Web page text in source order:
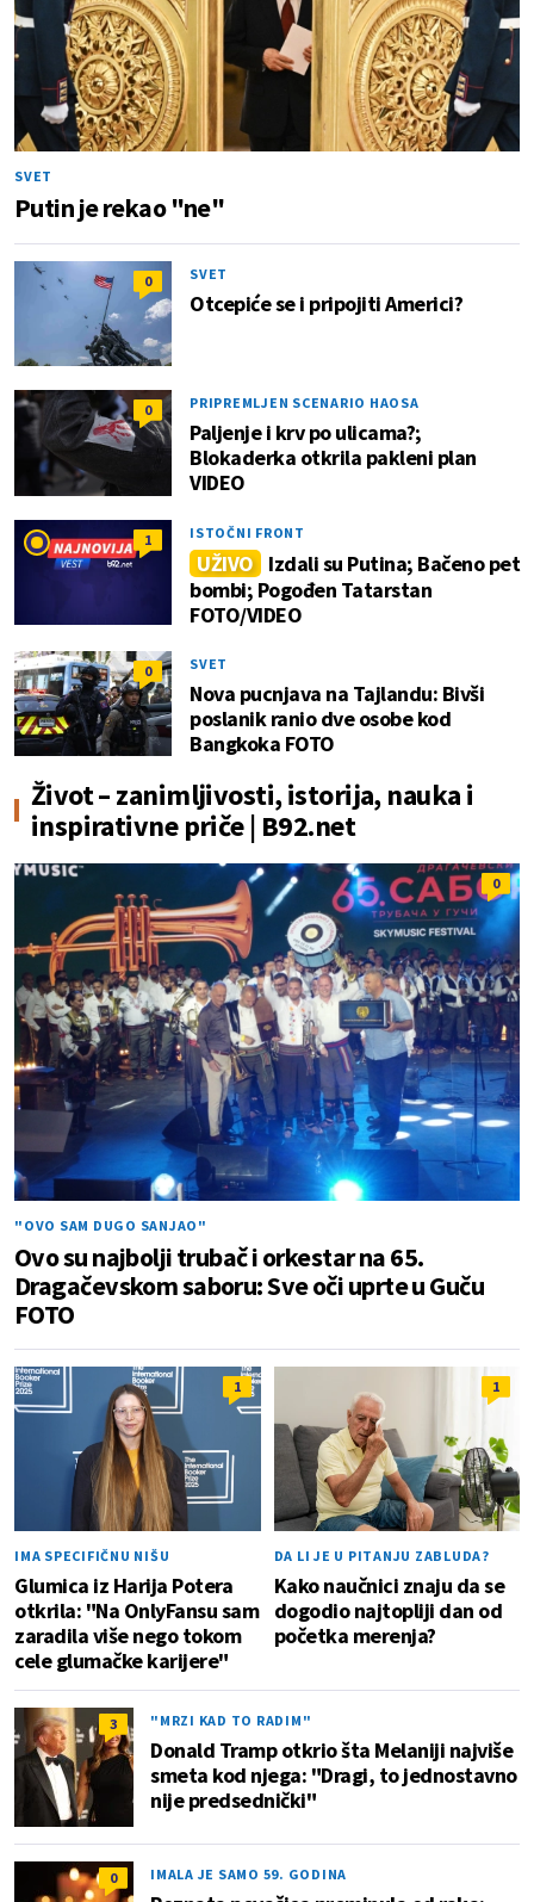
SVET
Putin je rekao "ne"
0 SVET
Otcepiće se i pripojiti Americi?
0 PRIPREMLJEN SCENARIO HAOSA
Paljenje i krv po ulicama?;
Blokaderka otkrila pakleni plan
VIDEO
1 ISTOČNI FRONT
UŽIVO Izdali su Putina; Bačeno pet
bombi; Pogođen Tatarstan
FOTO/VIDEO
0 SVET
Nova pucnjava na Tajlandu: Bivši
poslanik ranio dve osobe kod
Bangkoka FOTO
Život – zanimljivosti, istorija, nauka i
inspirativne priče | B92.net
0
"OVO SAM DUGO SANJAO"
Ovo su najbolji trubač i orkestar na 65.
Dragačevskom saboru: Sve oči uprte u Guču
FOTO
1
IMA SPECIFIČNU NIŠU
Glumica iz Harija Potera
otkrila: "Na OnlyFansu sam
zaradila više nego tokom
cele glumačke karijere"
1
DA LI JE U PITANJU ZABLUDA?
Kako naučnici znaju da se
dogodio najtopliji dan od
početka merenja?
3 "MRZI KAD TO RADIM"
Donald Tramp otkrio šta Melaniji najviše
smeta kod njega: "Dragi, to jednostavno
nije predsednički"
0 IMALA JE SAMO 59. GODINA